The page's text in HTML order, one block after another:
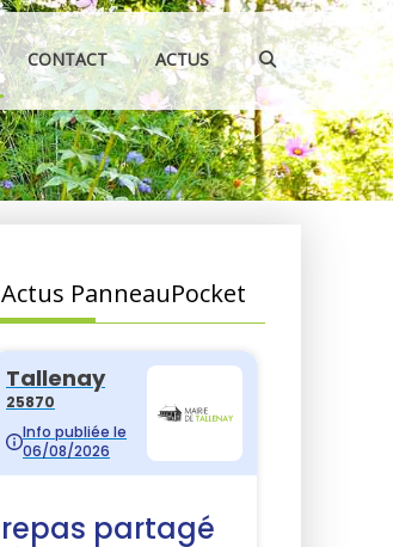
CONTACT ACTUS
Actus PanneauPocket